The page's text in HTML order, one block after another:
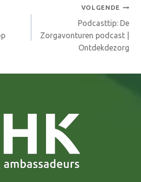
VOLGENDE
Podcasttip: De
Zorgavonturen podcast |
Ontdekdezorg